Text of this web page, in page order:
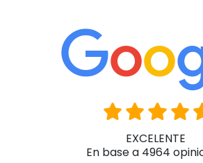
EXCELENTE
En base a 4964